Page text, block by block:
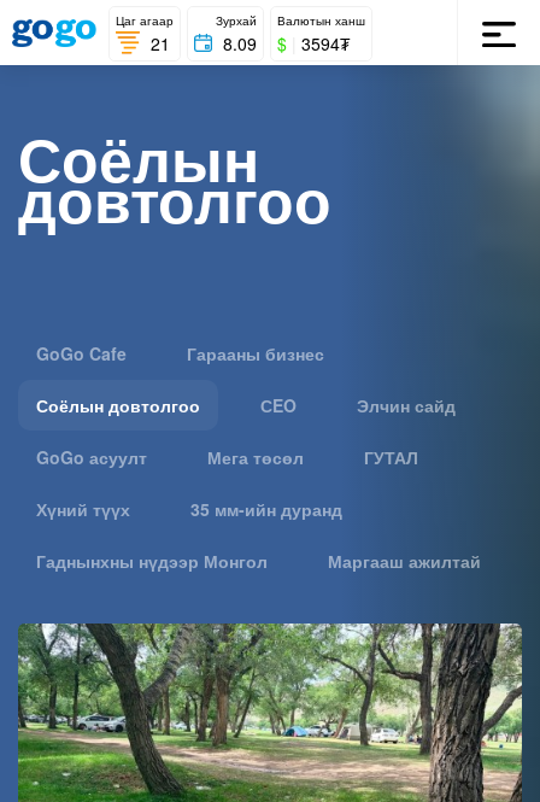
Цаг агаар
21
Зурхай
8.09
Валютын ханш
$ 3594₮
Соёлын
довтолгоо
GoGo Cafe Гарааны бизнес
Соёлын довтолгоо СEO Элчин сайд
GoGo асуулт Мега төсөл ГУТАЛ
Хүний түүх 35 мм-ийн дуранд
Гаднынхны нүдээр Монгол Маргааш ажилтай